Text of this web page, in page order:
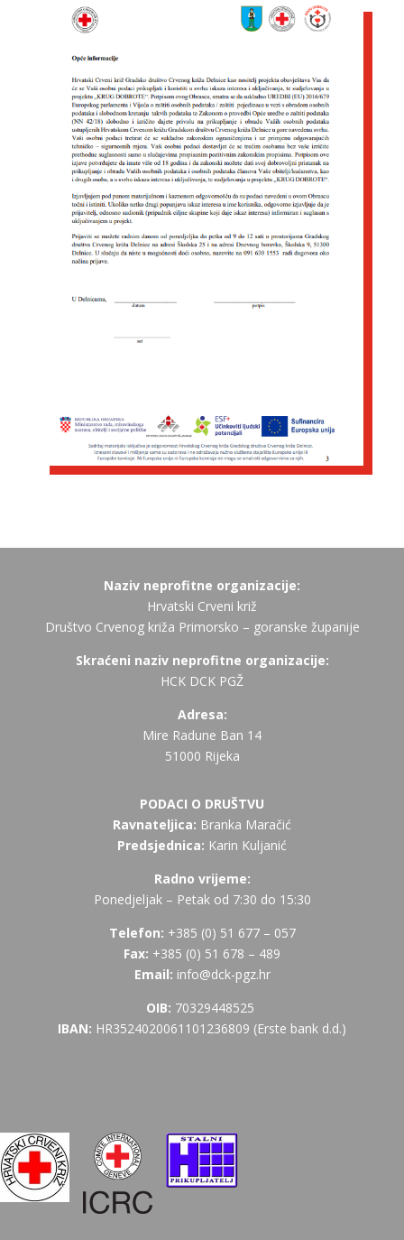
Naziv neprofitne organizacije:
Hrvatski Crveni križ
Društvo Crvenog križa Primorsko – goranske županije
Skraćeni naziv neprofitne organizacije:
HCK DCK PGŽ
Adresa:
Mire Radune Ban 14
51000 Rijeka
PODACI O DRUŠTVU
Ravnateljica: Branka Maračić
Predsjednica: Karin Kuljanić
Radno vrijeme:
Ponedjeljak – Petak od 7:30 do 15:30
Telefon: +385 (0) 51 677 – 057
Fax: +385 (0) 51 678 – 489
Email: info@dck-pgz.hr
OIB: 70329448525
IBAN: HR3524020061101236809 (Erste bank d.d.)